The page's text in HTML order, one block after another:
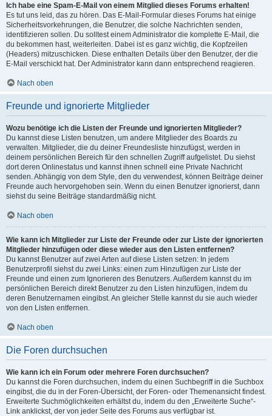
Ich habe eine Spam-E-Mail von einem Mitglied dieses Forums erhalten!
Es tut uns leid, das zu hören. Das E-Mail-Formular dieses Forums hat einige
Sicherheitsvorkehrungen, die Benutzer, die solche Nachrichten senden,
identifizieren sollen. Du solltest einem Administrator die komplette E-Mail, die
du bekommen hast, weiterleiten. Dabei ist es ganz wichtig, die Kopfzeilen
(Headers) mitzuschicken. Diese enthalten Details über den Benutzer, der die
E-Mail verschickt hat. Der Administrator kann dann entsprechend reagieren.
Nach oben
Freunde und ignorierte Mitglieder
Wozu benötige ich die Listen der Freunde und ignorierten Mitglieder?
Du kannst diese Listen benutzen, um andere Mitglieder des Boards zu
verwalten. Mitglieder, die du deiner Freundesliste hinzufügst, werden in
deinem persönlichen Bereich für den schnellen Zugriff aufgelistet. Du siehst
dort deren Onlinestatus und kannst ihnen schnell eine Private Nachricht
senden. Abhängig von dem Style, den du verwendest, können Beiträge deiner
Freunde auch hervorgehoben sein. Wenn du einen Benutzer ignorierst, dann
siehst du seine Beiträge standardmäßig nicht.
Nach oben
Wie kann ich Mitglieder zur Liste der Freunde oder zur Liste der ignorierten
Mitglieder hinzufügen oder diese wieder aus den Listen entfernen?
Du kannst Benutzer auf zwei Arten auf diese Listen setzen: In jedem
Benutzerprofil siehst du zwei Links: einen zum Hinzufügen zur Liste der
Freunde und einen zum Ignorieren des Benutzers. Außerdem kannst du im
persönlichen Bereich direkt Benutzer zu den Listen hinzufügen, indem du
deren Benutzernamen eingibst. An gleicher Stelle kannst du sie auch wieder
von den Listen entfernen.
Nach oben
Die Foren durchsuchen
Wie kann ich ein Forum oder mehrere Foren durchsuchen?
Du kannst die Foren durchsuchen, indem du einen Suchbegriff in die Suchbox
eingibst, die du in der Foren-Übersicht, der Foren- oder Themenansicht findest.
Erweiterte Suchmöglichkeiten erhältst du, indem du den „Erweiterte Suche“-
Link anklickst, der von jeder Seite des Forums aus verfügbar ist.